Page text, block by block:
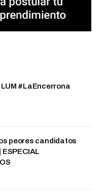
#LaEncerrona
peores candidatos